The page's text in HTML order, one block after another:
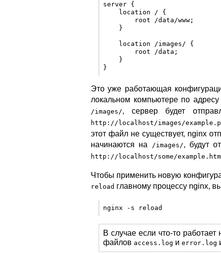
server {
    location / {
        root /data/www;
    }
    location /images/ {
        root /data;
    }
Это уже работающая
локальном компьютере по
/images/, сервер будет
http://localhost/images/
этот файл не существует, nginx
начинаются на
/images/, будут
http://localhost/some/
Чтобы применить новую
reload главному процессу nginx,
В случае если что-то
файлов access.log и error.log